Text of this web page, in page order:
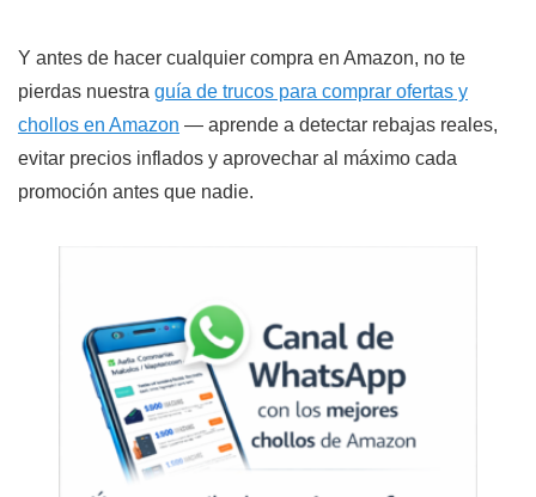
Y antes de hacer cualquier compra en Amazon, no te
pierdas nuestra guía de trucos para comprar ofertas y
chollos en Amazon — aprende a detectar rebajas reales,
evitar precios inflados y aprovechar al máximo cada
promoción antes que nadie.